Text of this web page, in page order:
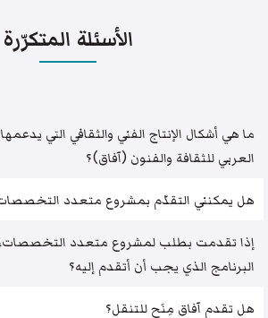
الأسئلة المتكرّرة
ما هي أشكال الإنتاج الفني والثقافي التي
العربي للثقافة والفنون (آفاق)؟
هل يمكنني التقدّم بمشروع متعدد
إذا تقدمت بطلب لمشروع متعدد
البرنامج الذي يجب أن أتقدم إليه؟
هل تقدم آفاق مِنَح للتنقل؟